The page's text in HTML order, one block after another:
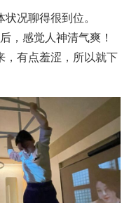
况聊得很到位。
，感觉人神清气爽！
，有点羞涩，所以就下